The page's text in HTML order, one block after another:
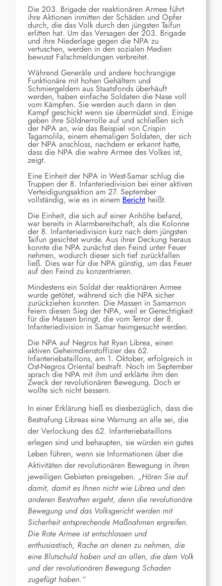
Die 203. Brigade der reaktionären Armee führt
ihre Aktionen inmitten der Schäden und Opfer
durch, die das Volk durch den jüngsten Taifun
erlitten hat. Um das Versagen der 203. Brigade
und ihre Niederlage gegen die NPA zu
vertuschen, werden in den sozialen Medien
bewusst Falschmeldungen verbreitet.
Während Generäle und andere hochrangige
Funktionäre mit hohen Gehältern und
Schmiergeldern aus Staatsfonds überhäuft
werden, haben einfache Soldaten die Nase voll
vom Kämpfen. Sie werden auch dann in den
Kampf geschickt wenn sie übermüdet sind. Einige
geben ihre Söldnerrolle auf und schließen sich
der NPA an, wie das Beispiel von Crispin
Tagamolila, einem ehemaligen Soldaten, der sich
der NPA anschloss, nachdem er erkannt hatte,
dass die NPA die wahre Armee des Volkes ist,
zeigt.
Eine Einheit der NPA in West-Samar schlug die
Truppen der 8. Infanteriedivision bei einer aktiven
Verteidigungsaktion am 27. September
vollständig, wie es in einem Bericht heißt.
Die Einheit, die sich auf einer Anhöhe befand,
war bereits in Alarmbereitschaft, als die Kolonne
der 8. Infanteriedivision kurz nach dem jüngsten
Taifun gesichtet wurde. Aus ihrer Deckung heraus
konnte die NPA zunächst den Feind unter Feuer
nehmen, wodurch dieser sich tief zurückfallen
ließ. Dies war für die NPA günstig, um das Feuer
auf den Feind zu konzentrieren.
Mindestens ein Soldat der reaktionären Armee
wurde getötet, während sich die NPA sicher
zurückziehen konnten. Die Massen in Samarnon
feiern diesen Sieg der NPA, weil er Gerechtigkeit
für die Massen bringt, die vom Terror der 8.
Infanteriedivision in Samar heimgesucht werden.
Die NPA auf Negros hat Ryan Librea, einen
aktiven Geheimdienstoffizier des 62.
Infanteriebataillons, am 1. Oktober, erfolgreich in
Ost-Negros Oriental bestraft. Noch im September
sprach die NPA mit ihm und erklärte ihm den
Zweck der revolutionären Bewegung. Doch er
wollte sich nicht bessern.
In einer Erklärung hieß es diesbezüglich, dass die
Bestrafung Libreas eine Warnung an alle sei, die
der Verlockung des 62. Infanteriebataillons
erlegen sind und behaupten, sie würden ein gutes
Leben führen, wenn sie Informationen über die
Aktivitäten der revolutionären Bewegung in ihren
jeweiligen Gebieten preisgeben. „Hören Sie auf
damit, damit es Ihnen nicht wie Librea und den
anderen Bestraften ergeht, denn die revolutionäre
Bewegung und das Volksgericht werden mit
Sicherheit entsprechende Maßnahmen ergreifen.
Die Rote Armee ist entschlossen und
enthusiastisch, Rache an denen zu nehmen, die
eine Blutschuldhaben und an allen, die dem Volk
und der revolutionären Bewegung Schaden
zugefügt haben.“